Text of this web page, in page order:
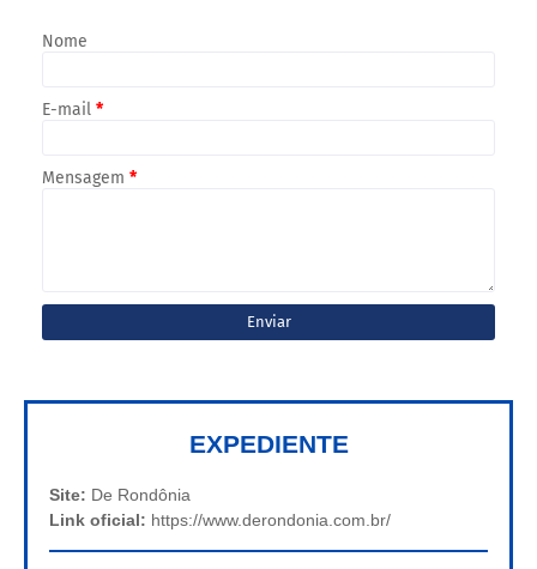
Nome
E-mail *
Mensagem *
EXPEDIENTE
Site: De Rondônia
Link oficial: https://www.derondonia.com.br/